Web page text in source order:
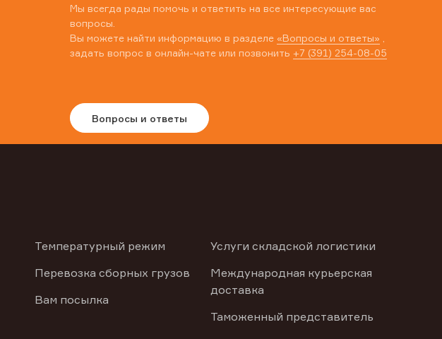
Мы всегда рады помочь и ответить на все интересующие вас
вопросы.
Вы можете найти информацию в разделе «Вопросы и ответы»
задать вопрос в онлайн-чате или позвонить +7 (391) 254-08-05
Вопросы и ответы
Температурный режим
Перевозка сборных грузов
Вам посылка
Услуги складской логистики
Международная курьерская
доставка
Таможенный представитель